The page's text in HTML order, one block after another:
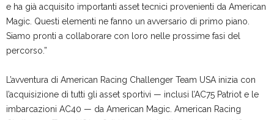
e ha già acquisito importanti asset tecnici provenienti da American
Magic. Questi elementi ne fanno un avversario di primo piano.
Siamo pronti a collaborare con loro nelle prossime fasi del
percorso.”
L’avventura di American Racing Challenger Team USA inizia con
l’acquisizione di tutti gli asset sportivi — inclusi l’AC75 Patriot e le
imbarcazioni AC40 — da American Magic. American Racing